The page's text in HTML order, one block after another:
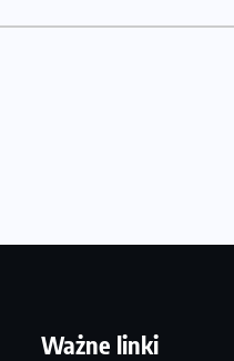
Ważne linki